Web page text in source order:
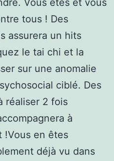
tous ! Des
assurera un hits
le tai chi et la
sur une anomalie
ciblé. Des
réaliser 2 fois
à
!Vous en êtes
déjà vu dans